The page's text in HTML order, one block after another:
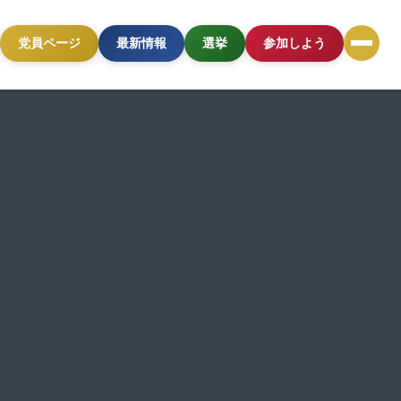
党員ページ 最新情報 選挙 参加しよう